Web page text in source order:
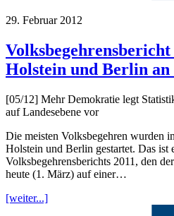
29. Februar 2012
Volksbegehrensbericht
Holstein und Berlin an
[05/12] Mehr Demokratie legt
auf Landesebene vor
Die meisten Volksbegehren wurden
Holstein und Berlin gestartet. Das ist
Volksbegehrensberichts 2011, den
heute (1. März) auf einer…
[weiter...]